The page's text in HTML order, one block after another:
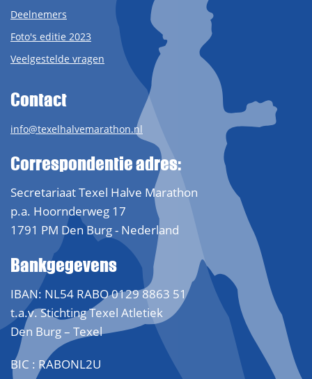
Deelnemers
Foto's editie 2023
Veelgestelde vragen
Contact
info@texelhalvemarathon.nl
Correspondentie adres:
Secretariaat Texel Halve Marathon
p.a. Hoornderweg 17
1791 PM Den Burg - Nederland
Bankgegevens
IBAN: NL54 RABO 0129 8863 51
t.a.v. Stichting Texel Atletiek
Den Burg – Texel
BIC : RABONL2U